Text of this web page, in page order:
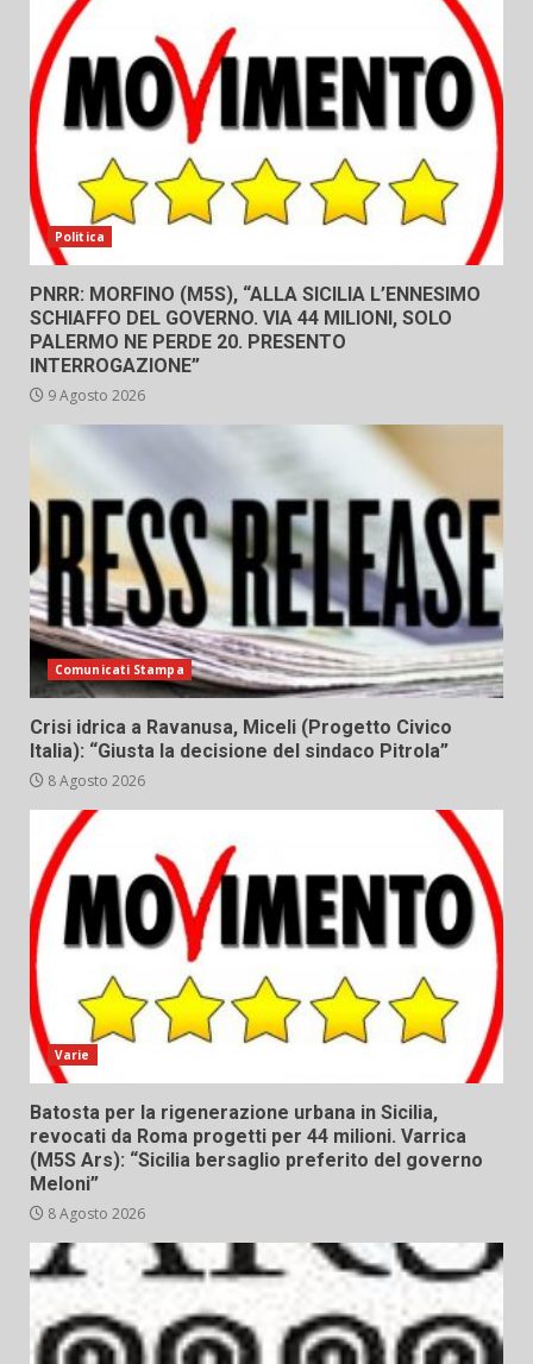
Politica
PNRR: MORFINO (M5S), “ALLA SICILIA L’ENNESIMO
SCHIAFFO DEL GOVERNO. VIA 44 MILIONI, SOLO
PALERMO NE PERDE 20. PRESENTO
INTERROGAZIONE”
9 Agosto 2026
Comunicati Stampa
Crisi idrica a Ravanusa, Miceli (Progetto Civico
Italia): “Giusta la decisione del sindaco Pitrola”
8 Agosto 2026
Varie
Batosta per la rigenerazione urbana in Sicilia,
revocati da Roma progetti per 44 milioni. Varrica
(M5S Ars): “Sicilia bersaglio preferito del governo
Meloni”
8 Agosto 2026